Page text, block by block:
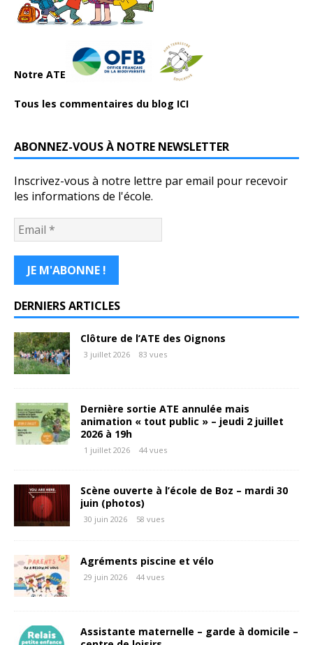
Notre ATE
Tous les commentaires du blog ICI
ABONNEZ-VOUS À NOTRE NEWSLETTER
Inscrivez-vous à notre lettre par email pour recevoir
les informations de l'école.
DERNIERS ARTICLES
Clôture de l’ATE des Oignons
3 juillet 2026 83 vues
Dernière sortie ATE annulée mais
animation « tout public » – jeudi 2 juillet
2026 à 19h
1 juillet 2026 44 vues
Scène ouverte à l’école de Boz – mardi 30
juin (photos)
30 juin 2026 58 vues
Agréments piscine et vélo
29 juin 2026 44 vues
Assistante maternelle – garde à domicile –